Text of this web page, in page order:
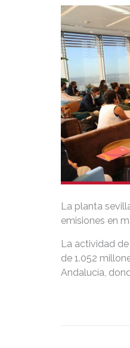
La planta
emisiones en
La actividad
de 1.052
Andalucía,